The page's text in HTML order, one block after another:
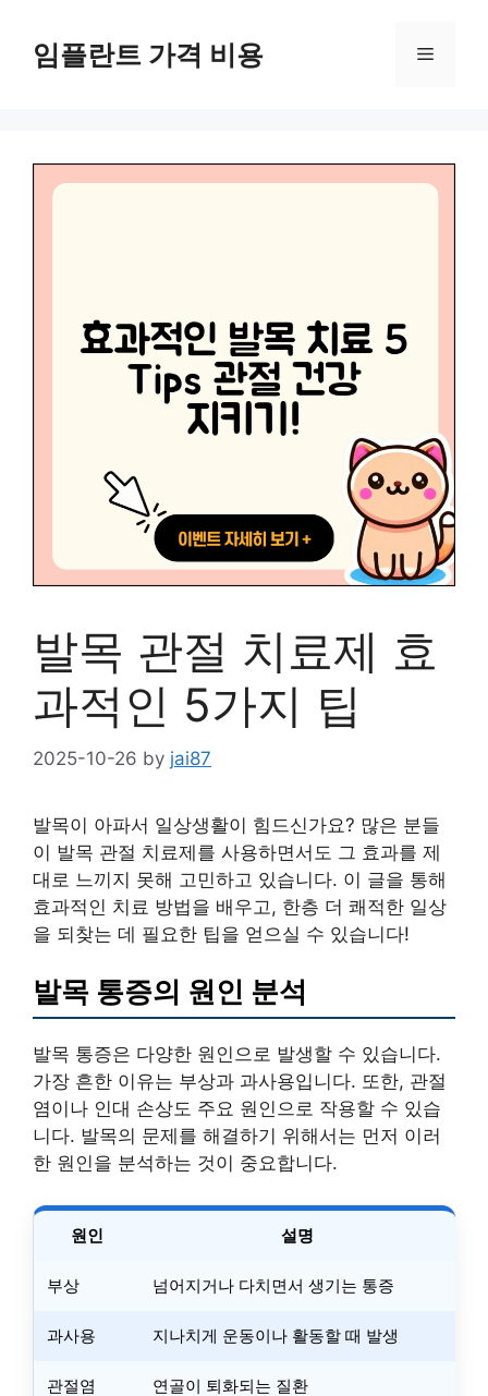
content임플란트 가격 비용 Menu
발목 관절 치료제 효
과적인 5가지 팁
2025-10-26 by jai87
발목이 아파서 일상생활이 힘드신가요? 많은 분들
이 발목 관절 치료제를 사용하면서도 그 효과를 제
대로 느끼지 못해 고민하고 있습니다. 이 글을 통해
효과적인 치료 방법을 배우고, 한층 더 쾌적한 일상
을 되찾는 데 필요한 팁을 얻으실 수 있습니다!
발목 통증의 원인 분석
발목 통증은 다양한 원인으로 발생할 수 있습니다.
가장 흔한 이유는 부상과 과사용입니다. 또한, 관절
염이나 인대 손상도 주요 원인으로 작용할 수 있습
니다. 발목의 문제를 해결하기 위해서는 먼저 이러
한 원인을 분석하는 것이 중요합니다.
원인 설명
부상 넘어지거나 다치면서 생기는 통증
과사용 지나치게 운동이나 활동할 때 발생
관절염 연골이 퇴화되는 질환